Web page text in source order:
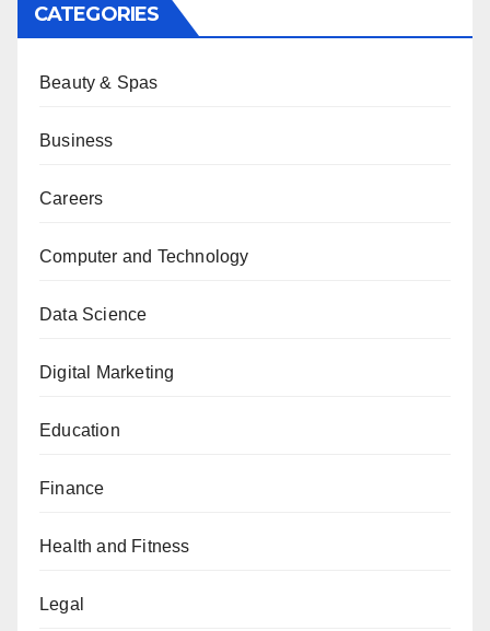
CATEGORIES
Beauty & Spas
Business
Careers
Computer and Technology
Data Science
Digital Marketing
Education
Finance
Health and Fitness
Legal